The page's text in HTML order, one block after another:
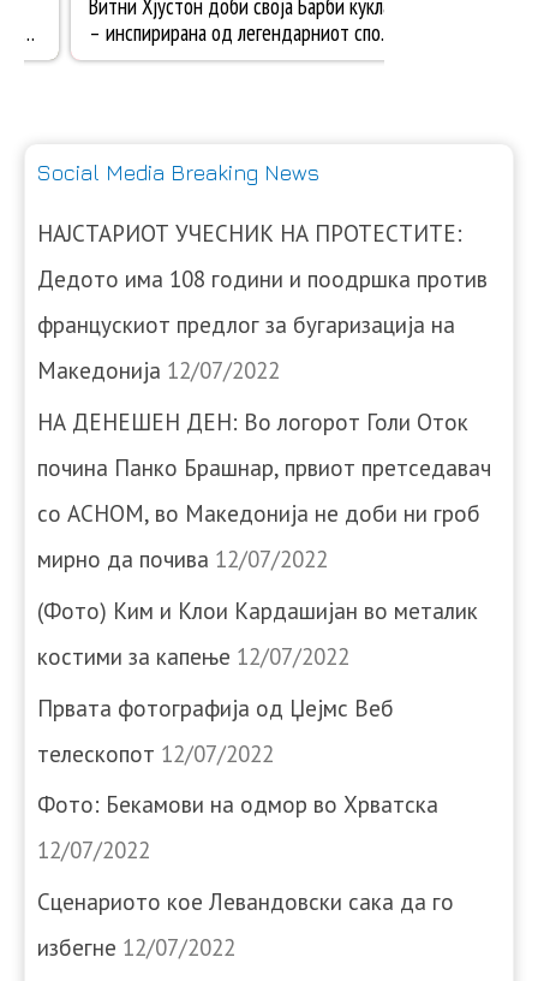
Social Media Breaking News
НАЈСТАРИОТ УЧЕСНИК НА ПРОТЕСТИТЕ:
Дедото има 108 години и поодршка против
францускиот предлог за бугаризација на
Македонија 12/07/2022
НА ДЕНЕШЕН ДЕН: Во логорот Голи Оток
почина Панко Брашнар, првиот претседавач
со АСНОМ, во Македонија не доби ни гроб
мирно да почива 12/07/2022
(Фото) Ким и Клои Кардашијан во металик
костими за капење 12/07/2022
Првата фотографија од Џејмс Веб
телескопот 12/07/2022
Фото: Бекамови на одмор во Хрватска
12/07/2022
Сценариото кое Левандовски сака да го
избегне 12/07/2022